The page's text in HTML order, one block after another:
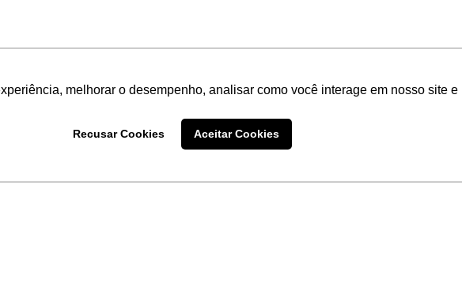
melhorar o desempenho, analisar como você interage em nosso site
Recusar Cookies Aceitar Cookies